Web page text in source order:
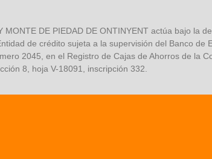
MONTE DE PIEDAD DE ONTINYENT actúa bajo la
de crédito sujeta a la supervisión del Banco
2045, en el Registro de Cajas de Ahorros de la
8, hoja V-18091, inscripción 332.